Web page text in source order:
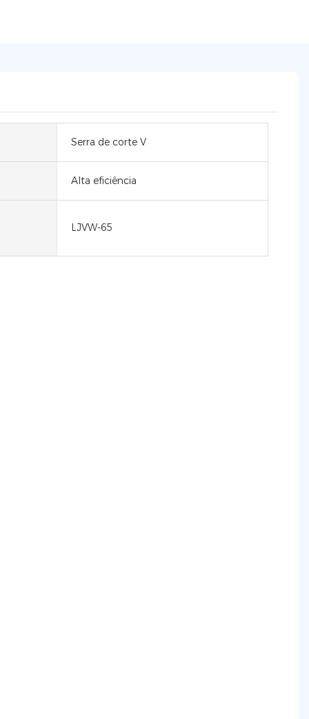
Serra de corte V
Alta eficiência
LJVW-65